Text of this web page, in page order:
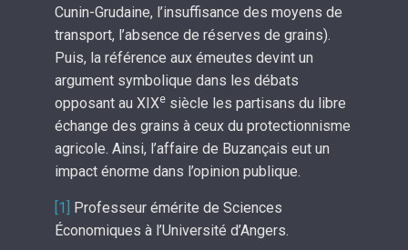
Cunin-Grudaine, l’insuffisance des moyens de
transport, l’absence de réserves de grains).
Puis, la référence aux émeutes devint un
argument symbolique dans les débats
opposant au XIXe siècle les partisans du libre
échange des grains à ceux du protectionnisme
agricole. Ainsi, l’affaire de Buzançais eut un
impact énorme dans l’opinion publique.
[1]
Professeur émérite de Sciences
Économiques à l’Université d’Angers.